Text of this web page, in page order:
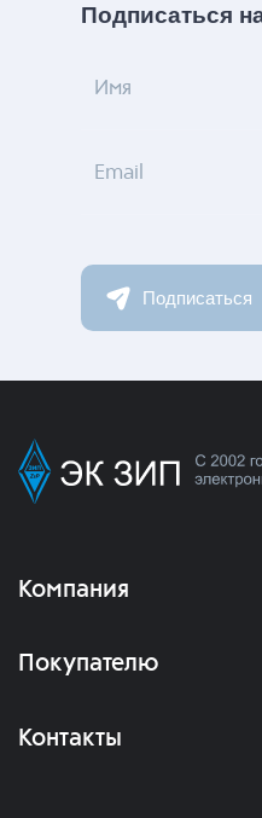
Подписаться
Имя
Email
Подписаться
Компания
Покупателю
Контакты